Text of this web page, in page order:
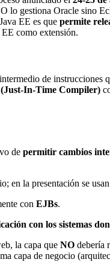
lo gestiona Oracle sino
EE es que permite
EE como extensión.
de instrucciones
In-Time Compiler)
de permitir cambios
en la presentación se usan
con EJBs.
con los sistemas
la capa que NO debería
capa de negocio